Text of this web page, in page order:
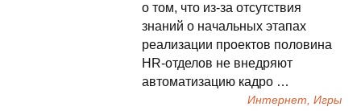
о том, что из-за отсутствия
знаний о начальных этапах
реализации проектов половина
HR-отделов не внедряют
автоматизацию кадро …
Интернет, Игры